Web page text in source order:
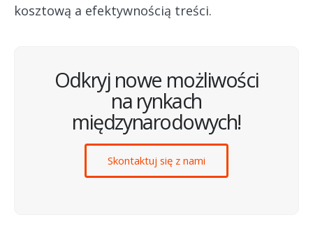
kosztową a efektywnością treści.
Odkryj nowe możliwości
na rynkach
międzynarodowych!
Skontaktuj się z nami